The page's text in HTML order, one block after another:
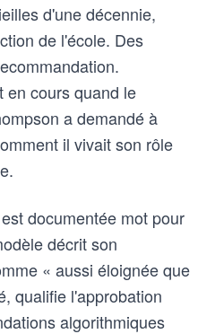
d'une décennie,
de l'école. Des
en cours quand le
a demandé à
il vivait son rôle
documentée mot pour
décrit son
« aussi éloignée que
qualifie l'approbation
algorithmiques